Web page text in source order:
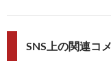
SNS上の関連コ